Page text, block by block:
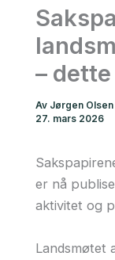
–
Av Jørgen Olsen
27. mars 2026
er nå
aktivitet og
Landsmøtet